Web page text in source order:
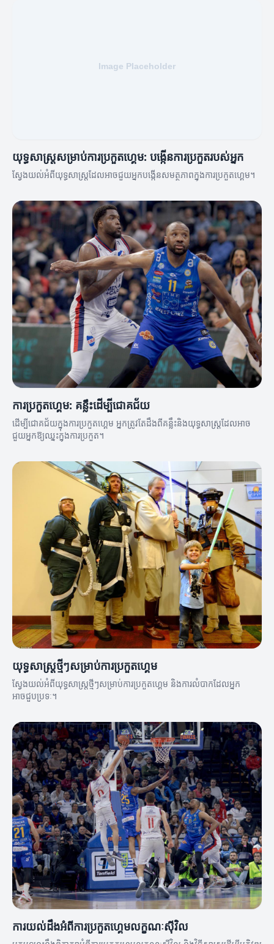
យុទ្ធសាស្ត្រសម្រាប់ការប្រកួតហ្គេម: បង្កើនការប្រកួតរបស់អ្នក
ស្វែងយល់អំពីយុទ្ធសាស្ត្រដែលអាចជួយអ្នកបង្កើនសមត្ថភាពក្នុងការប្រកួតហ្គេម។
ការប្រកួតហ្គេម: គន្លឹះដើម្បីជោគជ័យ
ដើម្បីជោគជ័យក្នុងការប្រកួតហ្គេម អ្នកត្រូវតែដឹងពីគន្លឹះនិងយុទ្ធសាស្ត្រដែលអាច
ជួយអ្នកឱ្យឈ្នះក្នុងការប្រកួត។
យុទ្ធសាស្ត្រថ្មីៗសម្រាប់ការប្រកួតហ្គេម
ស្វែងយល់អំពីយុទ្ធសាស្ត្រថ្មីៗសម្រាប់ការប្រកួតហ្គេម និងការលំបាកដែលអ្នក
អាចជួបប្រទៈ។
ការយល់ដឹងអំពីការប្រកួតហ្គេមលក្ខណៈស៊ីវិល